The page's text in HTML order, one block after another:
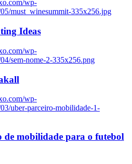
wp-
must_winesummit-335x256.jpg
Ideas
wp-
sem-nome-2-335x256.png
wp-
uber-parceiro-mobilidade-1-
de mobilidade para o futebol